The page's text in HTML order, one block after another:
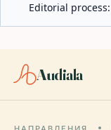
Editorial process:
Audiala